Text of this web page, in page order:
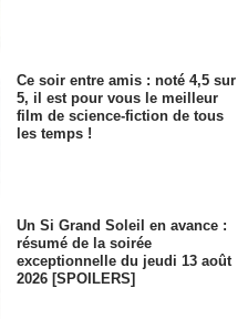
Ce soir entre amis : noté 4,5 sur
5, il est pour vous le meilleur
film de science-fiction de tous
les temps !
Un Si Grand Soleil en avance :
résumé de la soirée
exceptionnelle du jeudi 13 août
2026 [SPOILERS]